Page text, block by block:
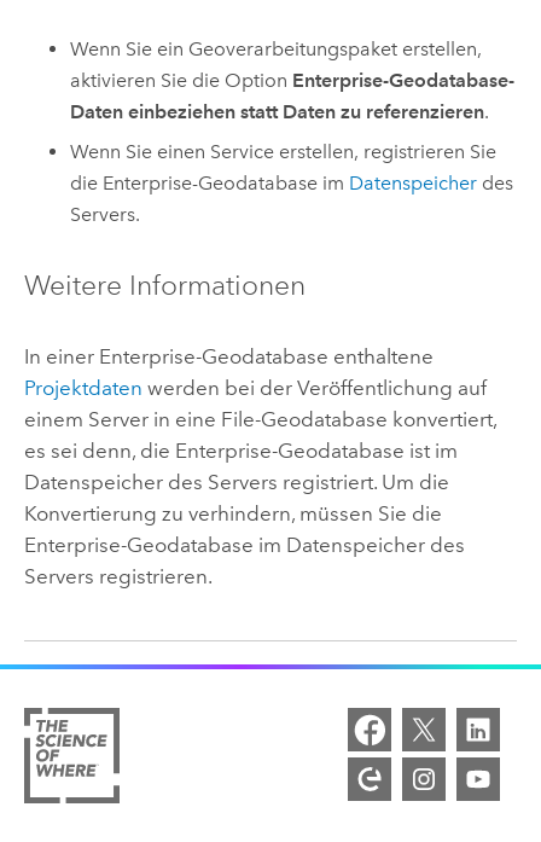
Wenn Sie ein Geoverarbeitungspaket erstellen,
aktivieren Sie die Option Enterprise-Geodatabase-
Daten einbeziehen statt Daten zu referenzieren.
Wenn Sie einen Service erstellen, registrieren Sie
die Enterprise-Geodatabase im Datenspeicher des
Servers.
Weitere Informationen
In einer Enterprise-Geodatabase enthaltene
Projektdaten werden bei der Veröffentlichung auf
einem Server in eine File-Geodatabase konvertiert,
es sei denn, die Enterprise-Geodatabase ist im
Datenspeicher des Servers registriert. Um die
Konvertierung zu verhindern, müssen Sie die
Enterprise-Geodatabase im Datenspeicher des
Servers registrieren.